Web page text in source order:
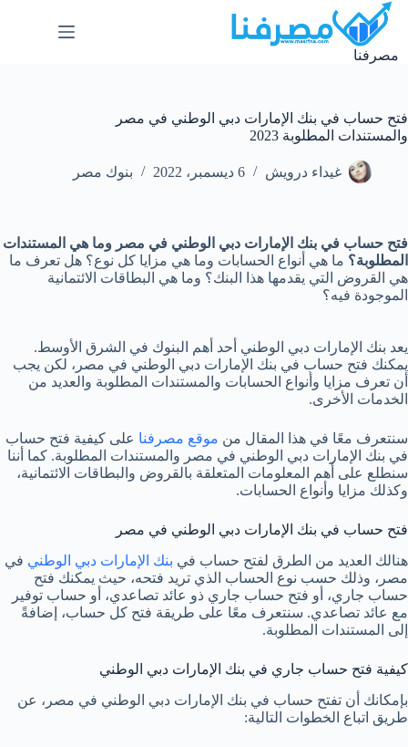
التجاوز
المحتوى
مصرفنا
فتح حساب في بنك الإمارات دبي الوطني في مصر
والمستندات المطلوبة 2023
غيداء درويش 6 ديسمبر، 2022 بنوك مصر
فتح حساب في بنك الإمارات دبي الوطني في مصر وما هي المستندات
المطلوبة؟ ما هي أنواع الحسابات وما هي مزايا كل نوع؟ هل تعرف ما
هي القروض التي يقدمها هذا البنك؟ وما هي البطاقات الائتمانية
الموجودة فيه؟
يعد بنك الإمارات دبي الوطني أحد أهم البنوك في الشرق الأوسط.
يمكنك فتح حساب في بنك الإمارات دبي الوطني في مصر، لكن يجب
أن تعرف مزايا وأنواع الحسابات والمستندات المطلوبة والعديد من
الخدمات الأخرى.
سنتعرف معًا في هذا المقال من موقع مصرفنا على كيفية فتح حساب
في بنك الإمارات دبي الوطني في مصر والمستندات المطلوبة. كما أننا
سنطلع على أهم المعلومات المتعلقة بالقروض والبطاقات الائتمانية،
وكذلك مزايا وأنواع الحسابات.
فتح حساب في بنك الإمارات دبي الوطني في مصر
هنالك العديد من الطرق لفتح حساب في بنك الإمارات دبي الوطني في
مصر، وذلك حسب نوع الحساب الذي تريد فتحه، حيث يمكنك فتح
حساب جاري، أو فتح حساب جاري ذو عائد تصاعدي، أو حساب توفير
مع عائد تصاعدي. سنتعرف معًا على طريقة فتح كل حساب، إضافةً
إلى المستندات المطلوبة.
كيفية فتح حساب جاري في بنك الإمارات دبي الوطني
بإمكانك أن تفتح حساب في بنك الإمارات دبي الوطني في مصر، عن
طريق اتباع الخطوات التالية: